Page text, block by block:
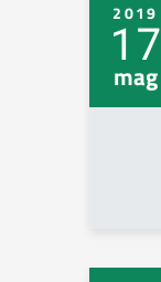
2019
17
mag